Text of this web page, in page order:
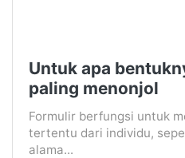
Untuk apa
paling menonjol
Formulir berfungsi untuk
tertentu dari individu,
alama...